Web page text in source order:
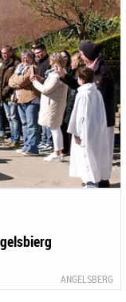
ANGELSBERG